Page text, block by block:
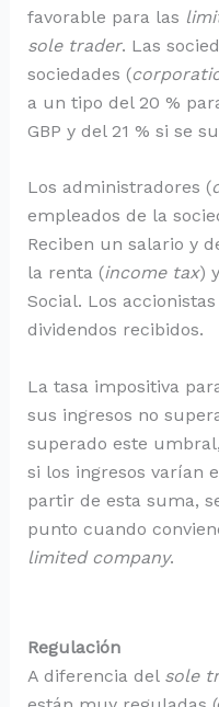
favorable para las
sole trader. Las
sociedades (
a un tipo del 20 %
GBP y del 21 % si se
Los administradores (
empleados de la
Reciben un salario y
la renta (income tax)
Social. Los
dividendos recibidos.
La tasa impositiva
sus ingresos no
superado este
si los ingresos varían
partir de esta suma,
punto cuando
limited company.
Regulación
A diferencia del sole